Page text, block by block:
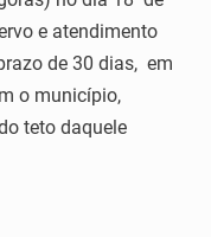
e atendimento
de 30 dias, em
o município,
teto daquele